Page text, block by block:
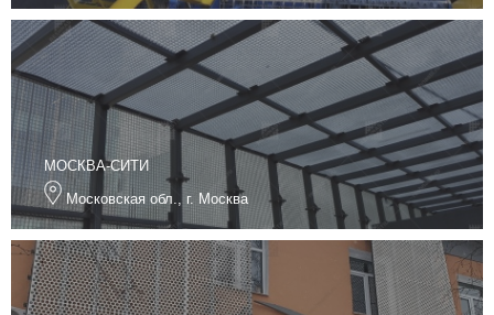
МОСКВА-СИТИ
Московская обл., г. Москва